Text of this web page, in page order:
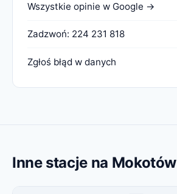
Wszystkie opinie w Google →
Zadzwoń: 224 231 818
Zgłoś błąd w danych
Inne stacje na Mokotów